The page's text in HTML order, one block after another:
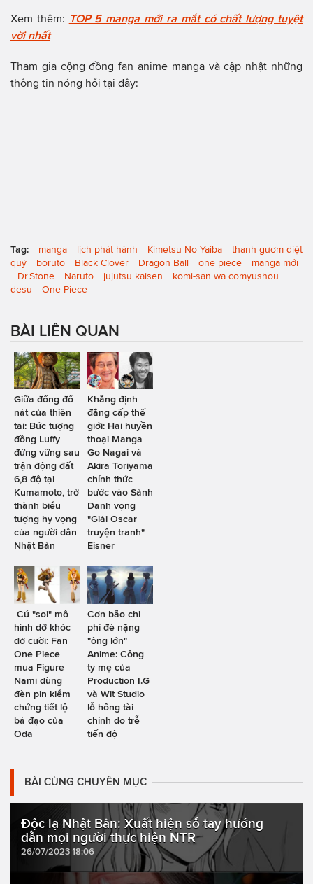
Xem thêm: TOP 5 manga mới ra mắt có chất lượng tuyệt
vời nhất
Tham gia cộng đồng fan anime manga và cập nhật những
thông tin nóng hổi tại đây:
Tag: manga lịch phát hành Kimetsu No Yaiba
thanh gươm diệt
quỷ
boruto Black Clover Dragon Ball one piece
manga mới
Dr.Stone
Naruto jujutsu kaisen
komi-san wa comyushou
desu
One Piece
BÀI LIÊN QUAN
Giữa đống đổ
nát của thiên
tai: Bức tượng
đồng Luffy
đứng vững sau
trận động đất
6,8 độ tại
Kumamoto, trở
thành biểu
tượng hy vọng
của người dân
Nhật Bản
Khẳng định
đẳng cấp thế
giới: Hai huyền
thoại Manga
Go Nagai và
Akira Toriyama
chính thức
bước vào Sảnh
Danh vọng
"Giải Oscar
truyện tranh"
Eisner
Cú "soi" mô
hình dở khóc
dở cười: Fan
One Piece
mua Figure
Nami dùng
đèn pin kiểm
chứng tiết lộ
bá đạo của
Oda
Cơn bão chi
phí đè nặng
"ông lớn"
Anime: Công
ty mẹ của
Production I.G
và Wit Studio
lỗ hổng tài
chính do trễ
tiến độ
BÀI CÙNG CHUYÊN MỤC
Độc lạ Nhật Bản: Xuất hiện sổ tay hướng
dẫn mọi người thực hiện NTR
26/07/2023 18:06